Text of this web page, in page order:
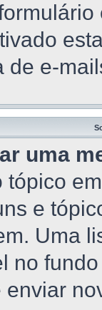
de e-
uma
tópico
e
Uma
no